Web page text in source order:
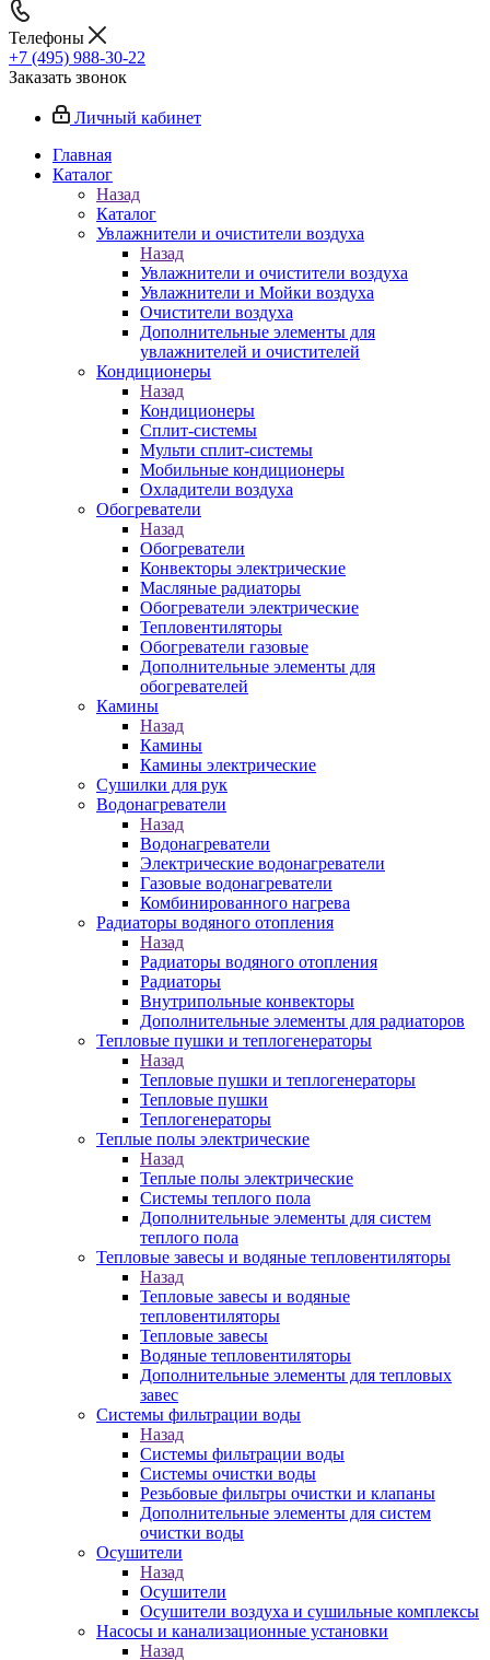
Телефоны
+7 (495) 988-30-22
Заказать звонок
Личный кабинет
Главная
Каталог
Назад
Каталог
Увлажнители и очистители воздуха
Назад
Увлажнители и очистители воздуха
Увлажнители и Мойки воздуха
Очистители воздуха
Дополнительные элементы для
увлажнителей и очистителей
Кондиционеры
Назад
Кондиционеры
Сплит-системы
Мульти сплит-системы
Мобильные кондиционеры
Охладители воздуха
Обогреватели
Назад
Обогреватели
Конвекторы электрические
Масляные радиаторы
Обогреватели электрические
Тепловентиляторы
Обогреватели газовые
Дополнительные элементы для
обогревателей
Камины
Назад
Камины
Камины электрические
Сушилки для рук
Водонагреватели
Назад
Водонагреватели
Электрические водонагреватели
Газовые водонагреватели
Комбинированного нагрева
Радиаторы водяного отопления
Назад
Радиаторы водяного отопления
Радиаторы
Внутрипольные конвекторы
Дополнительные элементы для радиаторов
Тепловые пушки и теплогенераторы
Назад
Тепловые пушки и теплогенераторы
Тепловые пушки
Теплогенераторы
Теплые полы электрические
Назад
Теплые полы электрические
Системы теплого пола
Дополнительные элементы для систем
теплого пола
Тепловые завесы и водяные тепловентиляторы
Назад
Тепловые завесы и водяные
тепловентиляторы
Тепловые завесы
Водяные тепловентиляторы
Дополнительные элементы для тепловых
завес
Системы фильтрации воды
Назад
Системы фильтрации воды
Системы очистки воды
Резьбовые фильтры очистки и клапаны
Дополнительные элементы для систем
очистки воды
Осушители
Назад
Осушители
Осушители воздуха и сушильные комплексы
Насосы и канализационные установки
Назад